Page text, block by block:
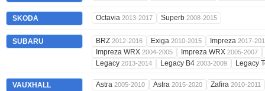
SKODA Octavia 2013-2017 Superb 2008-2015
SUBARU BRZ 2012-2016 Exiga 2010-2015 Impreza 2017-
Impreza WRX 2004-2005 Impreza WRX 2005-2007
Legacy 2013-2014 Legacy B4 2003-2009 Legacy
VAUXHALL Astra 2005-2010 Astra 2015-2020 Zafira 2010-2011